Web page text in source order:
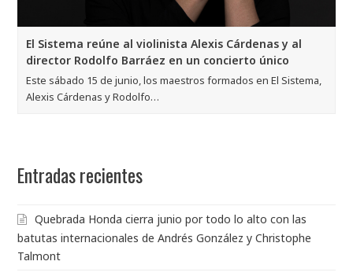
El Sistema reúne al violinista Alexis Cárdenas y al
director Rodolfo Barráez en un concierto único
Este sábado 15 de junio, los maestros formados en El Sistema,
Alexis Cárdenas y Rodolfo…
Entradas recientes
Quebrada Honda cierra junio por todo lo alto con las
batutas internacionales de Andrés González y Christophe
Talmont